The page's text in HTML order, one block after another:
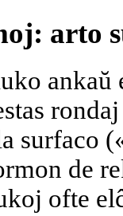
arto
ankaŭ
surfaco
de
ofte